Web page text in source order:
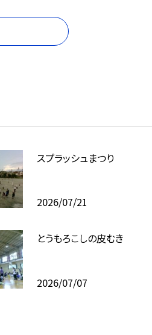
スプラッシュまつり
2026/07/21
とうもろこしの皮むき
2026/07/07